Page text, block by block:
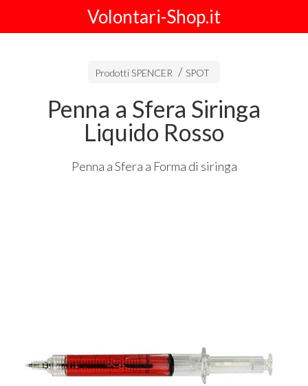
Volontari-Shop.it
Prodotti SPENCER SPOT
Penna a Sfera Siringa
Liquido Rosso
Penna a Sfera a Forma di siringa